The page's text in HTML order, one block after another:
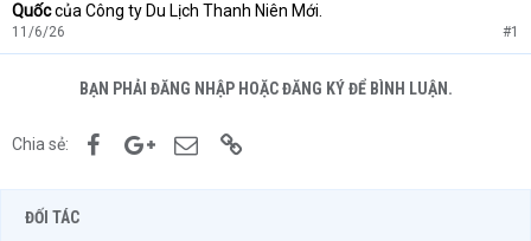
Quốccủa Công ty Du Lịch Thanh Niên Mới.
11/6/26 #1
BẠN PHẢI ĐĂNG NHẬP HOẶC ĐĂNG KÝ ĐỂ BÌNH LUẬN.
Chia sẻ: FacebookGoogle+Email
ĐỐI TÁC